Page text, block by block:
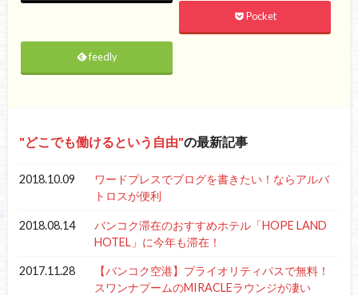
Pocket
feedly
どこでも働けるという自由 の最新記事
2018.10.09
ワードプレスでブログを書きたい！ならアルバ
トロスが便利
2018.08.14
バンコク滞在のおすすめホテル「HOPE LAND
HOTEL」に今年も滞在！
2017.11.28
【バンコク空港】プライオリティパスで無料！
スワンナプームのMIRACLEラウンジが凄い